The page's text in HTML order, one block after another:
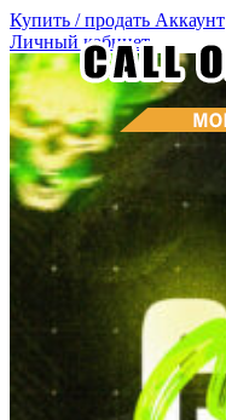
Купить / продать Аккаунт
Личный кабинет